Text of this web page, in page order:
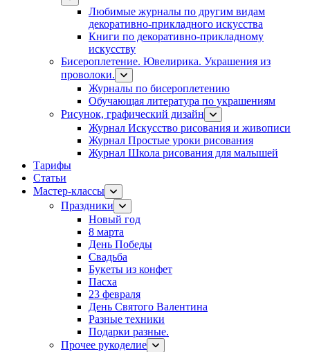
Любимые журналы по другим видам
декоративно-прикладного искусства
Книги по декоративно-прикладному
искусству
Бисероплетение. Ювелирика. Украшения из
проволоки.
Журналы по бисероплетению
Обучающая литература по украшениям
Рисунок, графический дизайн
Журнал Искусство рисования и живописи
Журнал Простые уроки рисования
Журнал Школа рисования для малышей
Тарифы
Статьи
Мастер-классы
Праздники
Новый год
8 марта
День Победы
Свадьба
Букеты из конфет
Пасха
23 февраля
День Святого Валентина
Разные техники
Подарки разные.
Прочее рукоделие